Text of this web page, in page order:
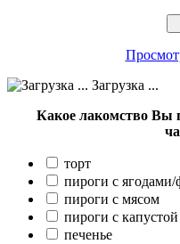
Загрузка ...
Какое лакомство Вы
торт
пироги с
пироги с мясом
пироги с капустой
печенье